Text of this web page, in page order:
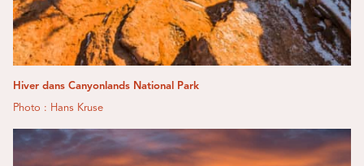
Hiver dans Canyonlands National Park
Photo : Hans Kruse